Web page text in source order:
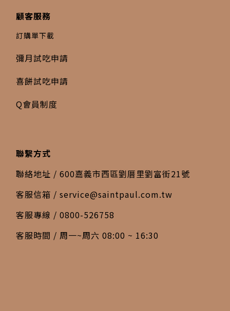
顧客服務
訂購單下載
彌月試吃申請
喜餅試吃申請
Q會員制度
聯繫方式
聯絡地址 / 600嘉義市西區劉厝里劉富街21號
客服信箱 / service@saintpaul.com.tw
客服專線 / 0800-526758
客服時間 / 周一~周六 08:00 ~ 16:30